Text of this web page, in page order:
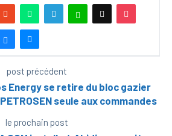
post précédent
Energy se retire du bloc gazier
seule aux commandes
le prochain post